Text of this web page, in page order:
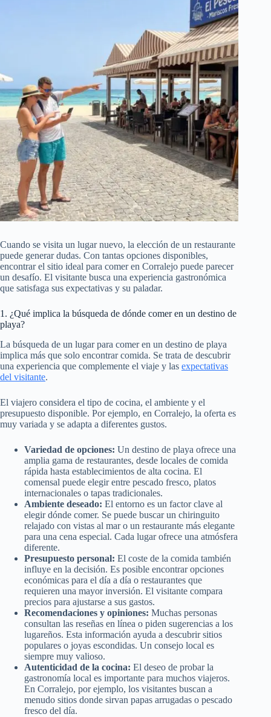
Cuando se visita un lugar nuevo, la elección de un restaurante
puede generar dudas. Con tantas opciones disponibles,
encontrar el sitio ideal para comer en Corralejo puede parecer
un desafío. El visitante busca una experiencia gastronómica
que satisfaga sus expectativas y su paladar.
1. ¿Qué implica la búsqueda de dónde comer en un destino de
playa?
La búsqueda de un lugar para comer en un destino de playa
implica más que solo encontrar comida. Se trata de descubrir
una experiencia que complemente el viaje y las expectativas
del visitante.
El viajero considera el tipo de cocina, el ambiente y el
presupuesto disponible. Por ejemplo, en Corralejo, la oferta es
muy variada y se adapta a diferentes gustos.
Variedad de opciones: Un destino de playa ofrece una
amplia gama de restaurantes, desde locales de comida
rápida hasta establecimientos de alta cocina. El
comensal puede elegir entre pescado fresco, platos
internacionales o tapas tradicionales.
Ambiente deseado: El entorno es un factor clave al
elegir dónde comer. Se puede buscar un chiringuito
relajado con vistas al mar o un restaurante más elegante
para una cena especial. Cada lugar ofrece una atmósfera
diferente.
Presupuesto personal: El coste de la comida también
influye en la decisión. Es posible encontrar opciones
económicas para el día a día o restaurantes que
requieren una mayor inversión. El visitante compara
precios para ajustarse a sus gastos.
Recomendaciones y opiniones: Muchas personas
consultan las reseñas en línea o piden sugerencias a los
lugareños. Esta información ayuda a descubrir sitios
populares o joyas escondidas. Un consejo local es
siempre muy valioso.
Autenticidad de la cocina: El deseo de probar la
gastronomía local es importante para muchos viajeros.
En Corralejo, por ejemplo, los visitantes buscan a
menudo sitios donde sirvan papas arrugadas o pescado
fresco del día.